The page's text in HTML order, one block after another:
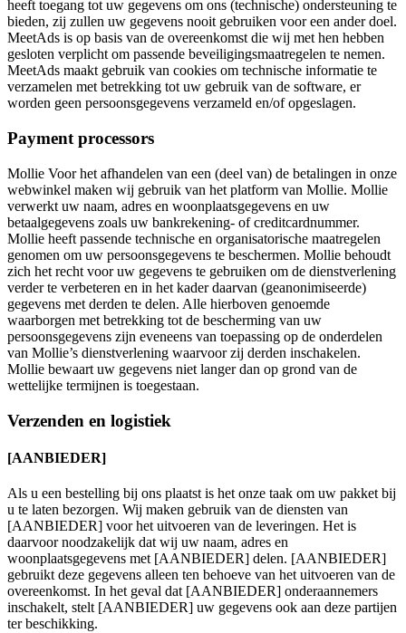
heeft toegang tot uw gegevens om ons (technische) ondersteuning te
bieden, zij zullen uw gegevens nooit gebruiken voor een ander doel.
MeetAds is op basis van de overeenkomst die wij met hen hebben
gesloten verplicht om passende beveiligingsmaatregelen te nemen.
MeetAds maakt gebruik van cookies om technische informatie te
verzamelen met betrekking tot uw gebruik van de software, er
worden geen persoonsgegevens verzameld en/of opgeslagen.
Payment processors
Mollie Voor het afhandelen van een (deel van) de betalingen in onze
webwinkel maken wij gebruik van het platform van Mollie. Mollie
verwerkt uw naam, adres en woonplaatsgegevens en uw
betaalgegevens zoals uw bankrekening- of creditcardnummer.
Mollie heeft passende technische en organisatorische maatregelen
genomen om uw persoonsgegevens te beschermen. Mollie behoudt
zich het recht voor uw gegevens te gebruiken om de dienstverlening
verder te verbeteren en in het kader daarvan (geanonimiseerde)
gegevens met derden te delen. Alle hierboven genoemde
waarborgen met betrekking tot de bescherming van uw
persoonsgegevens zijn eveneens van toepassing op de onderdelen
van Mollie’s dienstverlening waarvoor zij derden inschakelen.
Mollie bewaart uw gegevens niet langer dan op grond van de
wettelijke termijnen is toegestaan.
Verzenden en logistiek
[AANBIEDER]
Als u een bestelling bij ons plaatst is het onze taak om uw pakket bij
u te laten bezorgen. Wij maken gebruik van de diensten van
[AANBIEDER] voor het uitvoeren van de leveringen. Het is
daarvoor noodzakelijk dat wij uw naam, adres en
woonplaatsgegevens met [AANBIEDER] delen. [AANBIEDER]
gebruikt deze gegevens alleen ten behoeve van het uitvoeren van de
overeenkomst. In het geval dat [AANBIEDER] onderaannemers
inschakelt, stelt [AANBIEDER] uw gegevens ook aan deze partijen
ter beschikking.